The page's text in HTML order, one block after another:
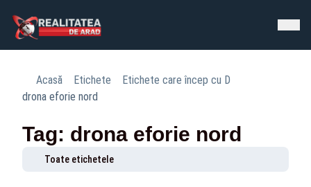
Acasă Etichete
Etichete care încep cu D
drona eforie nord
Tag: drona eforie nord
Toate etichetele